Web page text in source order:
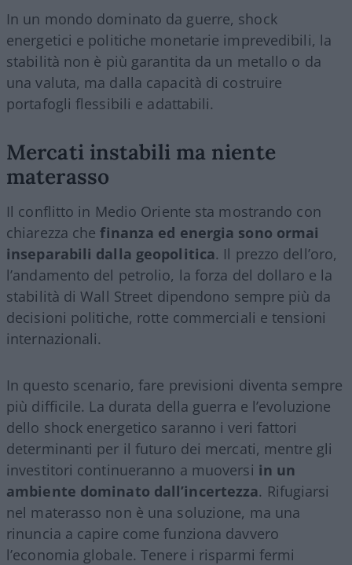
In un mondo dominato da guerre, shock
energetici e politiche monetarie imprevedibili, la
stabilità non è più garantita da un metallo o da
una valuta, ma dalla capacità di costruire
portafogli flessibili e adattabili.
Mercati instabili ma niente
materasso
Il conflitto in Medio Oriente sta mostrando con
chiarezza chefinanza ed energia sono ormai
inseparabili dalla geopolitica. Il prezzo dell’oro,
l’andamento del petrolio, la forza del dollaro e la
stabilità di Wall Street dipendono sempre più da
decisioni politiche, rotte commerciali e tensioni
internazionali.
In questo scenario, fare previsioni diventa sempre
più difficile. La durata della guerra e l’evoluzione
dello shock energetico saranno i veri fattori
determinanti per il futuro dei mercati, mentre gli
investitori continueranno a muoversi in un
ambiente dominato dall’incertezza. Rifugiarsi
nel materasso non è una soluzione, ma una
rinuncia a capire come funziona davvero
l’economia globale. Tenere i risparmi fermi